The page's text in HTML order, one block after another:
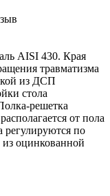
AISI 430. Края
травматизма
из ДСП
стола
решетка
от пола
регулируются по
оцинкованной